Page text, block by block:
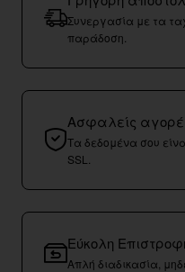
Συνεργασία με τα
παράδοση.
Ασφαλείς
Τα δεδομένα σου
SSL.
Εύκολη
Απλή διαδικασία,